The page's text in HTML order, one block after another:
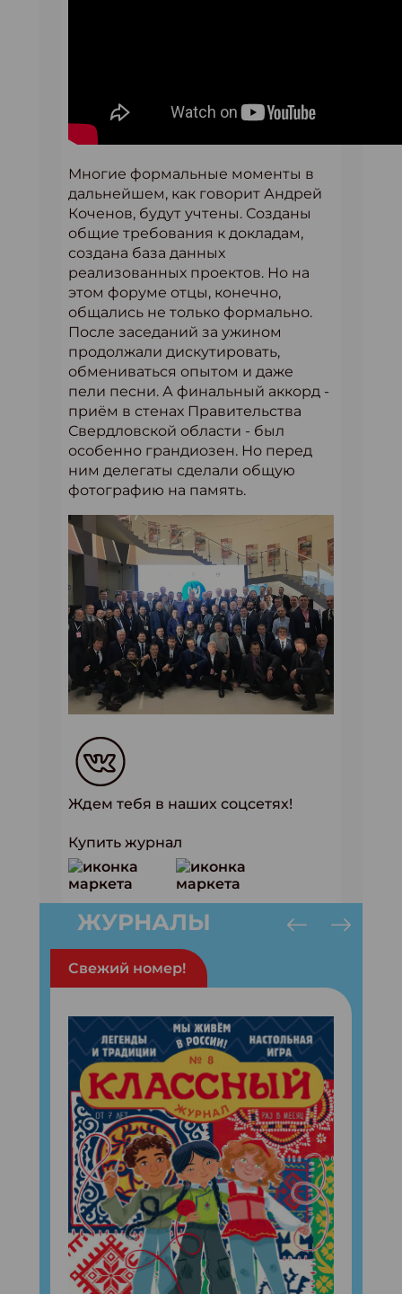
Многие формальные моменты в
дальнейшем, как говорит Андрей
Коченов, будут учтены. Созданы
общие требования к докладам,
создана база данных
реализованных проектов. Но на
этом форуме отцы, конечно,
общались не только формально.
После заседаний за ужином
продолжали дискутировать,
обмениваться опытом и даже
пели песни. А финальный аккорд -
приём в стенах Правительства
Свердловской области - был
особенно грандиозен. Но перед
ним делегаты сделали общую
фотографию на память.
Ждем тебя в наших соцсетях!
Купить журнал
ЖУРНАЛЫ
Свежий номер!